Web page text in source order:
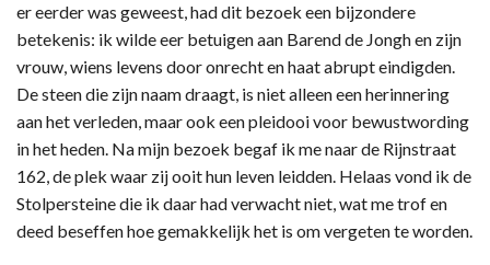
er eerder was geweest, had dit bezoek een bijzondere
betekenis: ik wilde eer betuigen aan Barend de Jongh en zijn
vrouw, wiens levens door onrecht en haat abrupt eindigden.
De steen die zijn naam draagt, is niet alleen een herinnering
aan het verleden, maar ook een pleidooi voor bewustwording
in het heden. Na mijn bezoek begaf ik me naar de Rijnstraat
162, de plek waar zij ooit hun leven leidden. Helaas vond ik de
Stolpersteine die ik daar had verwacht niet, wat me trof en
deed beseffen hoe gemakkelijk het is om vergeten te worden.